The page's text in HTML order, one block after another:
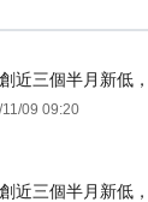
近三個半月新低
09 09:20
近三個半月新低